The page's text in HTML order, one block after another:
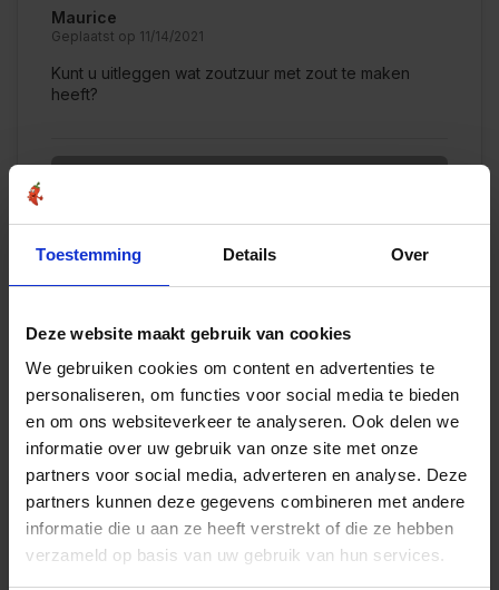
Toestemming Details Over
Deze website maakt gebruik van cookies
We gebruiken cookies om content en advertenties te
personaliseren, om functies voor social media te bieden
en om ons websiteverkeer te analyseren. Ook delen we
informatie over uw gebruik van onze site met onze
partners voor social media, adverteren en analyse. Deze
partners kunnen deze gegevens combineren met andere
informatie die u aan ze heeft verstrekt of die ze hebben
verzameld op basis van uw gebruik van hun services.
Maurice
Geplaatst op 11/14/2021
Kunt u uitleggen wat zoutzuur met zout te maken
heeft?
Recente artikelen